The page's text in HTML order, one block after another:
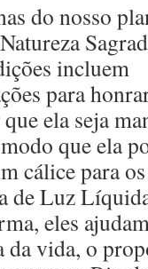
do nosso
incluem
para
ela seja
que ela
cálice para os
de Luz
eles
da vida, o